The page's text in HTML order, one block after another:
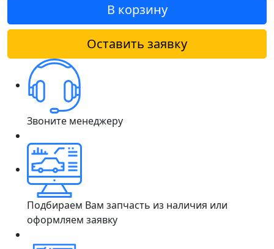
В корзину
Оставить заявку
Звоните менеджеру
Подбираем Вам запчасть из наличия или
оформляем заявку